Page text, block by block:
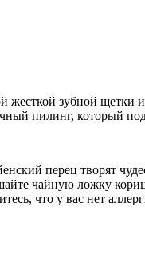
зубной щетки и
пилинг, который
перец творят
чайную ложку
что у вас нет